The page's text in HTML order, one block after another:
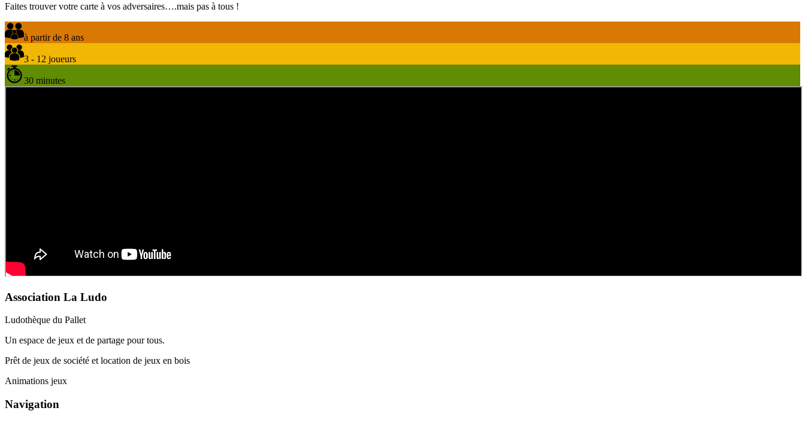
Faites trouver votre carte à vos adversaires….mais pas à tous !
à partir de 8 ans
3 - 12 joueurs
30 minutes
Association La Ludo
Ludothèque du Pallet
Un espace de jeux et de partage pour tous.
Prêt de jeux de société et location de jeux en bois
Animations jeux
Navigation